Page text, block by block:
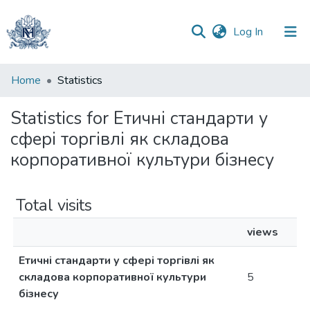
Log In (current)
Communities
Collections
All of DSpace
Home Statistics
Statistics for Етичні стандарти у
сфері торгівлі як складова
корпоративної культури бізнесу
Total visits
views
Етичні стандарти у сфері торгівлі як
складова корпоративної культури
бізнесу
5